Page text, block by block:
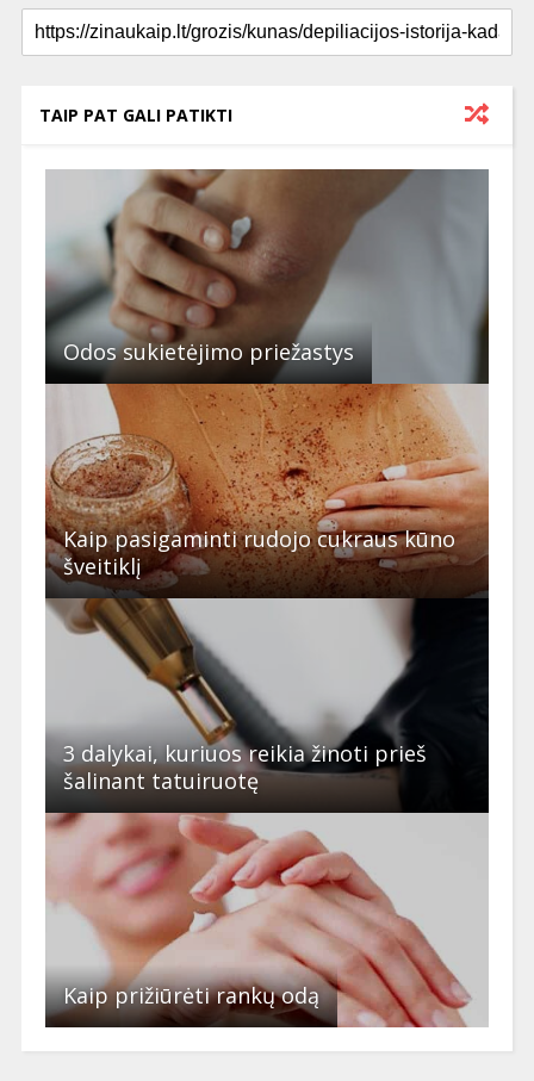
TAIP PAT GALI PATIKTI
Odos sukietėjimo priežastys
Kaip pasigaminti rudojo cukraus kūno
šveitiklį
3 dalykai, kuriuos reikia žinoti prieš
šalinant tatuiruotę
Kaip prižiūrėti rankų odą